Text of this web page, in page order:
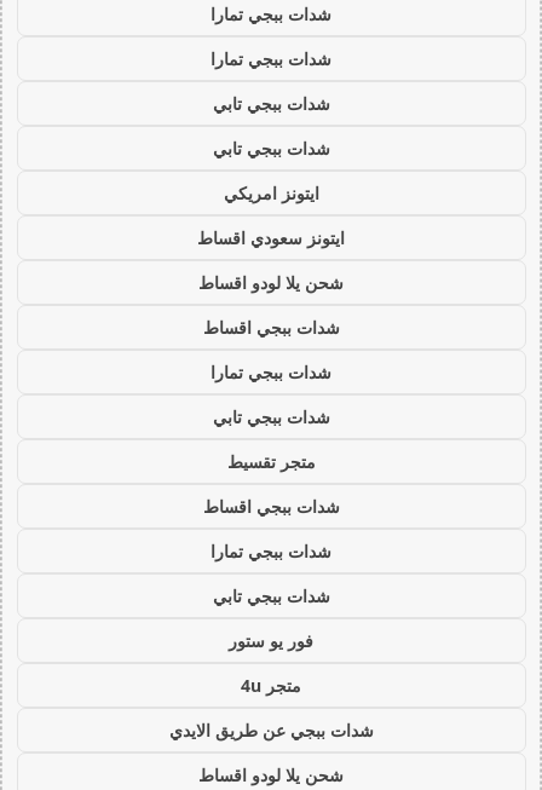
شدات ببجي تمارا
شدات ببجي تمارا
شدات ببجي تابي
شدات ببجي تابي
ايتونز امريكي
ايتونز سعودي اقساط
شحن يلا لودو اقساط
شدات ببجي اقساط
شدات ببجي تمارا
شدات ببجي تابي
متجر تقسيط
شدات ببجي اقساط
شدات ببجي تمارا
شدات ببجي تابي
فور يو ستور
متجر 4u
شدات ببجي عن طريق الايدي
شحن يلا لودو اقساط